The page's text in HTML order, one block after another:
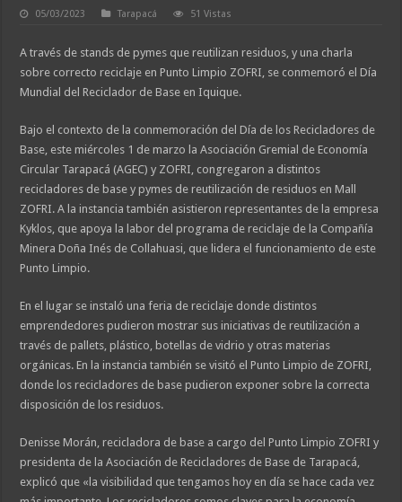
05/03/2023 Tarapacá 51 Vistas
A través de stands de pymes que reutilizan residuos, y una charla
sobre correcto reciclaje en Punto Limpio ZOFRI, se conmemoró el Día
Mundial del Reciclador de Base en Iquique.
Bajo el contexto de la conmemoración del Día de los Recicladores de
Base, este miércoles 1 de marzo la Asociación Gremial de Economía
Circular Tarapacá (AGEC) y ZOFRI, congregaron a distintos
recicladores de base y pymes de reutilización de residuos en Mall
ZOFRI. A la instancia también asistieron representantes de la empresa
Kyklos, que apoya la labor del programa de reciclaje de la Compañía
Minera Doña Inés de Collahuasi, que lidera el funcionamiento de este
Punto Limpio.
En el lugar se instaló una feria de reciclaje donde distintos
emprendedores pudieron mostrar sus iniciativas de reutilización a
través de pallets, plástico, botellas de vidrio y otras materias
orgánicas. En la instancia también se visitó el Punto Limpio de ZOFRI,
donde los recicladores de base pudieron exponer sobre la correcta
disposición de los residuos.
Denisse Morán, recicladora de base a cargo del Punto Limpio ZOFRI y
presidenta de la Asociación de Recicladores de Base de Tarapacá,
explicó que «la visibilidad que tengamos hoy en día se hace cada vez